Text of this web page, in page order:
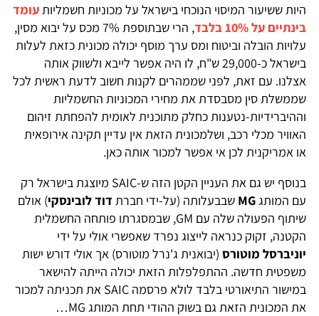
היות ששיעור המיסוי הנוכחי בישראל על מכוניות חשמליותעומד
בינתיים על 10% בלבד
, הרי שבתוספת 7% מכס על יבוא מסין,
עלויות הובלה וביטוח ומס ערך מוסף יכולה מכונית כזאת לעלות
בישראל כ-29,000 ש"ח, לו היה אפשר לייבא ולשווק אותה
אצלנו. עם זאת, לפני שממהרים לקנות חשוב לדעת ראשית לכל
שממשלת סין מסבסדת את מחירי המכוניות החשמליות
וההיברידיות-נטענות כחלק מתוכנית לאומית להפחתת זיהום
האוויר מכלי רכב, ושלמכונית הזאת אין עדיין תקינה אירופאית
או אמריקנית לכן אי אפשר למכור אותה כאן.
בנוסף יש גם את העניין הקטן הזה ש-SAIC מיוצגת בישראל רק
עם המותגMG שבבעלותה (על-ידי חברת דוד לובינסקי) אולם
שיתוף הפעולה שלה עם GM, שבמסגרתו פותחה החשמלית
הקטנה, זקוק כנראה לייצוג נפרד שאפשרי אולי על ידי
יוניברסל מוטורס (יבואנית ג'נרל מוטורס) אך אולי דורש ישות
משפטית חדשה. ההתפלפלות הזאת יכולה הייתה להישאר
במישור התיאורטי בלבד לולא פרסמה SAIC את תכניתה למכור
את המכונית הזאת גם בשוק ההודי תחת המותג MG…